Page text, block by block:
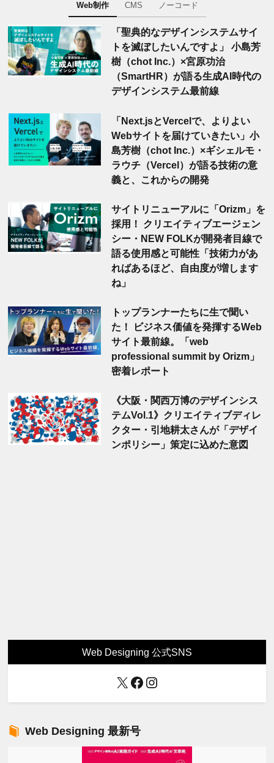
Web制作 CMS ノーコード
「聖典的なデザインシステムサイ
トを滅ぼしたいんですよ」 小島芳
樹（chot Inc.）×宮原功治
（SmartHR）が語る生成AI時代の
デザインシステム最前線
「Next.jsとVercelで、よりよい
Webサイトを届けていきたい」小
島芳樹（chot Inc.）×ギシェルモ・
ラウチ（Vercel）が語る技術の意
義と、これからの開発
サイトリニューアルに「Orizm」を
採用！ クリエイティブエージェン
シー・NEW FOLKが開発者目線で
語る使用感と可能性「技術力があ
ればあるほど、自由度が増します
ね」
トップランナーたちに生で聞い
た！ ビジネス価値を発揮するWeb
サイト最前線。「web
professional summit by Orizm」
密着レポート
《大阪・関西万博のデザインシス
テムVol.1》クリエイティブディレ
クター・引地耕太さんが「デザイ
ンポリシー」策定に込めた意図
Web Designing 公式SNS
X Facebook
Instagram
Web Designing 最新号